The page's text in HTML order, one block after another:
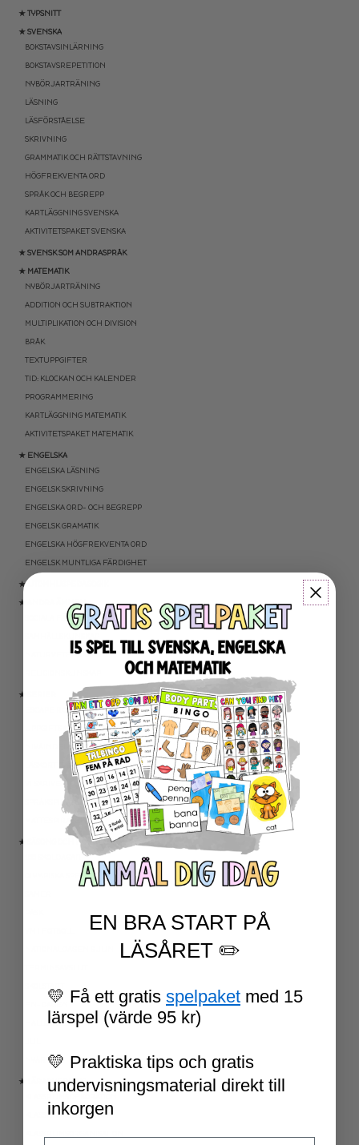
★ TYPSNITT
★ SVENSKA
BOKSTAVSINLÄRNING
BOKSTAVSREPETITION
NYBÖRJARTRÄNING
LÄSNING
LÄSFÖRSTÅELSE
SKRIVNING
GRAMMATIK OCH RÄTTSTAVNING
HÖGFREKVENTA ORD
SPRÅK OCH BEGREPP
KARTLÄGGNING SVENSKA
AKTIVITETSPAKET SVENSKA
★ SVENSK SOM ANDRASPRÅK
★ MATEMATIK
NYBÖRJARTRÄNING
ADDITION OCH SUBTRAKTION
MULTIPLIKATION OCH DIVISION
BRÅK
TEXTUPPGIFTER
TID: KLOCKAN OCH KALENDER
PROGRAMMERING
KARTLÄGGNING MATEMATIK
AKTIVITETSPAKET MATEMATIK
★ ENGELSKA
ENGELSKA LÄSNING
ENGELSK SKRIVNING
ENGELSKA ORD- OCH BEGREPP
ENGELSK GRAMATIK
ENGELSKA HÖGFREKVENTA ORD
ENGELSK MUNTLIGA FÄRDIGHET
★ UTOMHUSPEDAGOGIK
★ ANDRA ÄMNEN
SOCIALA FÄRDIGHETER
NATURVETENSKAP
★ SERIER
ESCAPE ROOMS
UPPGIFTSKORT SVENSKA
NIVÅINDELADE LÄSTEXTER
LÄSKORT FAKTA
VI SKRIVER
SPRÅKSPIRALEN
MATTESPIRALEN
★ SÄSONG OCH HÖGTIDER
OLYMPISKA SPELEN
FN-DAGEN
HALLOWEEN
★ LÄRARVERKTYG
KLASSRUMSLEDARSKAP
EN BRA START PÅ
LÄSÅRET ✏️
💛 Få ett gratis spelpaket med 15
lärspel (värde 95 kr)
💛 Praktiska tips och gratis
undervisningsmaterial direkt till
inkorgen